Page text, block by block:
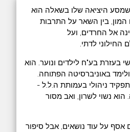
היציאה שלו בשאלה הוא
המון, בין השאר על התרבות
אל החרדים, ועל
החילוני לדתי.
בעזרת בע"ח לילדים ונוער. הוא
באוניברסיטה הפתוחה.
ניהולי בעמותת ה.ל.ל -
נשוי לשרון, ואב מסור
אסף על עוד נושאים, אבל סיפור